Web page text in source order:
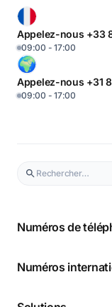
Appelez-nous +33
09:00 - 17:00
Appelez-nous +31
09:00 - 17:00
Numéros de
Numéros